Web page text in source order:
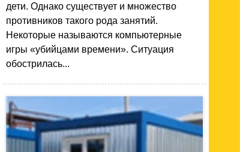
дети. Однако существует и множество
противников такого рода занятий.
Некоторые называются компьютерные
игры «убийцами времени». Ситуация
обострилась...